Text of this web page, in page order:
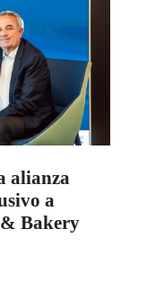
alianza
a
Bakery